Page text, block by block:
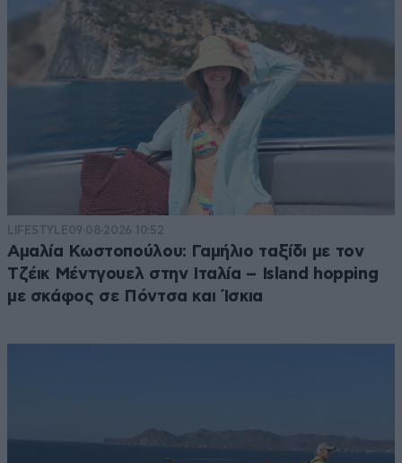
LIFESTYLE09·08·2026 10:52
Αμαλία Κωστοπούλου: Γαμήλιο ταξίδι με τον
Τζέικ Μέντγουελ στην Ιταλία – Island hopping
με σκάφος σε Πόντσα και Ίσκια